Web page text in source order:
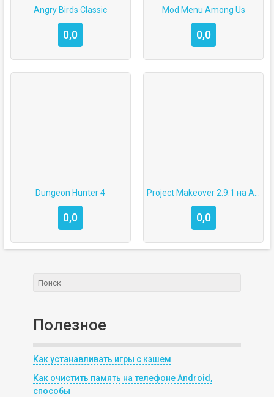
Angry Birds Classic
0,0
Mod Menu Among Us
0,0
Dungeon Hunter 4
0,0 0,0
Полезное
Как устанавливать игры с кэшем
Как очистить память на телефоне Android,
способы